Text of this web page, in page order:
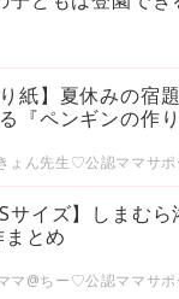
り紙】夏休みの宿
『ペンギンの作り
ょん先生♡公認ママサポ
Sサイズ】しまむ
とめ
マ@ちー♡公認ママサポ